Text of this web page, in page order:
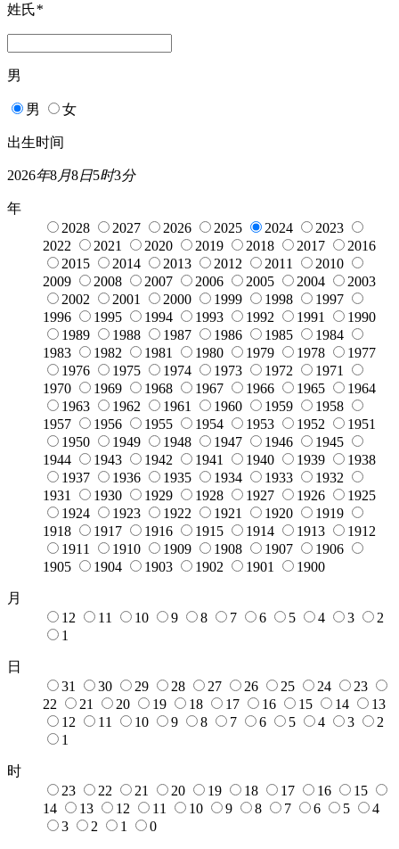
姓氏*
男
男 女
出生时间
2026年8月8日5时3分
年
2028
2027 2026 2025 2024
2023
2022
2021 2020 2019 2018 2017
2016
2015
2014 2013 2012 2011
2010
2009
2008 2007 2006 2005 2004
2003
2002
2001 2000 1999 1998
1997
1996
1995 1994 1993 1992 1991
1990
1989
1988 1987 1986 1985
1984
1983
1982 1981 1980 1979 1978
1977
1976
1975 1974 1973 1972
1971
1970
1969 1968 1967 1966 1965
1964
1963
1962 1961 1960 1959
1958
1957
1956 1955 1954 1953 1952
1951
1950
1949 1948 1947 1946
1945
1944
1943 1942 1941 1940 1939
1938
1937
1936 1935 1934 1933
1932
1931
1930 1929 1928 1927 1926
1925
1924
1923 1922 1921 1920
1919
1918
1917 1916 1915 1914 1913
1912
1911
1910 1909 1908 1907
1906
1905
1904 1903 1902 1901 1900
月
12
11 10 9 8 7 6 5 4 3
2
1
日
31
30 29 28 27 26 25 24
23
22
21 20 19 18 17 16 15 14
13
12
11 10 9 8 7 6 5 4 3
2
1
时
23
22 21 20 19 18 17 16
15
14
13 12 11 10 9 8 7 6 5
4
3
2 1 0